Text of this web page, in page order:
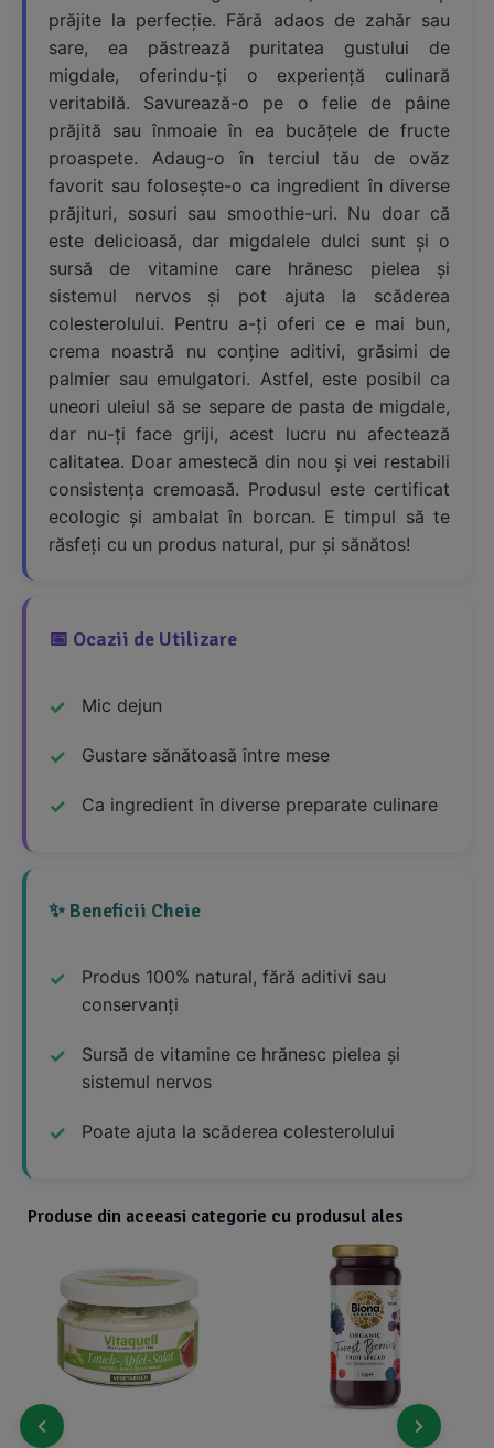
prăjite la perfecție. Fără adaos de zahăr sau
sare, ea păstrează puritatea gustului de
migdale, oferindu-ți o experiență culinară
veritabilă. Savurează-o pe o felie de pâine
prăjită sau înmoaie în ea bucățele de fructe
proaspete. Adaug-o în terciul tău de ovăz
favorit sau folosește-o ca ingredient în diverse
prăjituri, sosuri sau smoothie-uri. Nu doar că
este delicioasă, dar migdalele dulci sunt și o
sursă de vitamine care hrănesc pielea și
sistemul nervos și pot ajuta la scăderea
colesterolului. Pentru a-ți oferi ce e mai bun,
crema noastră nu conține aditivi, grăsimi de
palmier sau emulgatori. Astfel, este posibil ca
uneori uleiul să se separe de pasta de migdale,
dar nu-ți face griji, acest lucru nu afectează
calitatea. Doar amestecă din nou și vei restabili
consistența cremoasă. Produsul este certificat
ecologic și ambalat în borcan. E timpul să te
răsfeți cu un produs natural, pur și sănătos!
📅 Ocazii de Utilizare
Mic dejun
Gustare sănătoasă între mese
Ca ingredient în diverse preparate culinare
✨ Beneficii Cheie
Produs 100% natural, fără aditivi sau
conservanți
Sursă de vitamine ce hrănesc pielea și
sistemul nervos
Poate ajuta la scăderea colesterolului
Produse din aceeasi categorie cu produsul ales